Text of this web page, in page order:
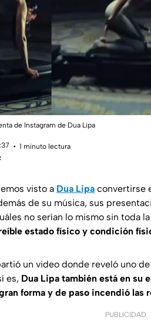
de Instagram de Dua Lipa
1 minuto lectura
visto a Dua Lipa convertirse
de su música, sus
no serían lo mismo sin toda
estado físico y condición
un video donde reveló uno
es, Dua Lipa también está en su
forma y de paso incendió las
PUBLICIDAD